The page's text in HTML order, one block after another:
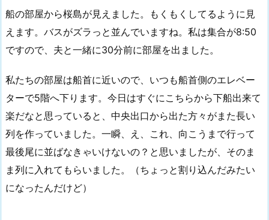
船の部屋から桜島が見えました。もくもくしてるように見
えます。バスがズラっと並んでいますね。私は集合が8:50
ですので、夫と一緒に30分前に部屋を出ました。
私たちの部屋は船首に近いので、いつも船首側のエレベー
ターで5階へ下ります。今日はすぐにこちらから下船出来て
楽だなと思っていると、中央出口から出た方々がまた長い
列を作っていました。一瞬、え、これ、向こうまで行って
最後尾に並ばなきゃいけないの？と思いましたが、そのま
ま列に入れてもらいました。（ちょっと割り込んだみたい
になったんだけど）